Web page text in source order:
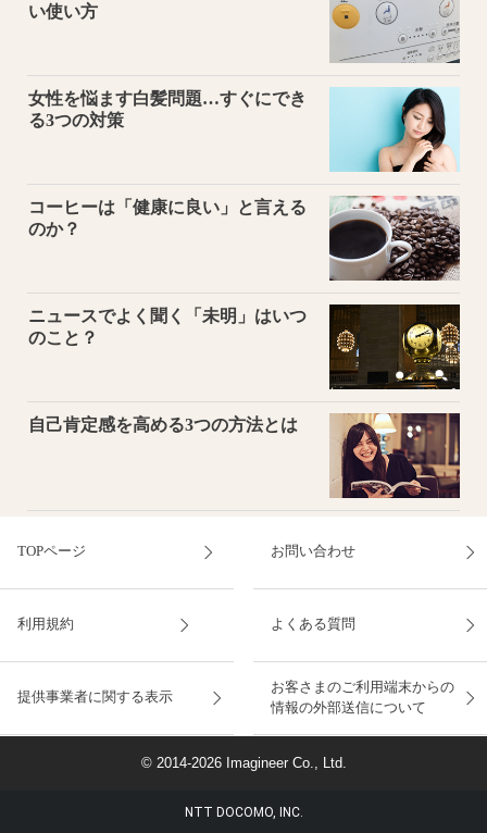
い使い方
女性を悩ます白髪問題…すぐにでき
る3つの対策
コーヒーは「健康に良い」と言える
のか？
ニュースでよく聞く「未明」はいつ
のこと？
自己肯定感を高める3つの方法とは
TOPページ お問い合わせ
利用規約 よくある質問
提供事業者に関する表示
お客さまのご利用端末からの
情報の外部送信について
© 2014-2026 Imagineer Co., Ltd.
NTT DOCOMO, INC.